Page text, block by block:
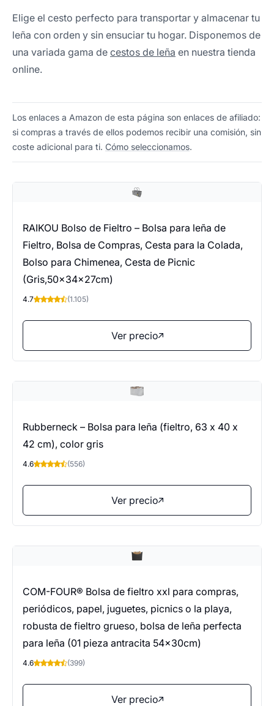
Elige el cesto perfecto para transportar y almacenar tu
leña con orden y sin ensuciar tu hogar. Disponemos de
una variada gama de cestos de leña en nuestra tienda
online.
Los enlaces a Amazon de esta página son enlaces de afiliado:
si compras a través de ellos podemos recibir una comisión, sin
coste adicional para ti. Cómo seleccionamos.
RAIKOU Bolso de Fieltro – Bolsa para leña de
Fieltro, Bolsa de Compras, Cesta para la Colada,
Bolso para Chimenea, Cesta de Picnic
(Gris,50x34x27cm)
4.7 (1.105)
Ver precio
Rubberneck – Bolsa para leña (fieltro, 63 x 40 x
42 cm), color gris
4.6 (556)
Ver precio
COM-FOUR® Bolsa de fieltro xxl para compras,
periódicos, papel, juguetes, picnics o la playa,
robusta de fieltro grueso, bolsa de leña perfecta
para leña (01 pieza antracita 54x30cm)
4.6 (399)
Ver precio